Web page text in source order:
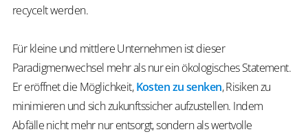
recycelt werden.
Für kleine und mittlere Unternehmen ist dieser
Paradigmenwechsel mehr als nur ein ökologisches Statement.
Er eröffnet die Möglichkeit,Kosten zu senken, Risiken zu
minimieren und sich zukunftssicher aufzustellen. Indem
Abfälle nicht mehr nur entsorgt, sondern als wertvolle